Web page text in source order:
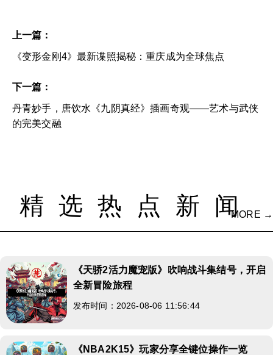
上一篇：
《变形金刚4》最新谍照揭秘：重庆成为全球焦点
下一篇：
丹青妙手，唐饮水《九阴真经》插画奇观——艺术与武侠
的完美交融
精选热点新闻
MORE →
《天骄2活力魔宠版》吹响战斗集结号，开启
全新冒险旅程
发布时间：2026-08-06 11:56:44
《NBA2K15》玩家分享全键位操作一览